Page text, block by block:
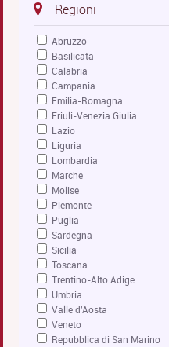
Regioni
Abruzzo
Basilicata
Calabria
Campania
Emilia-Romagna
Friuli-Venezia Giulia
Lazio
Liguria
Lombardia
Marche
Molise
Piemonte
Puglia
Sardegna
Sicilia
Toscana
Trentino-Alto Adige
Umbria
Valle d'Aosta
Veneto
Repubblica di San Marino